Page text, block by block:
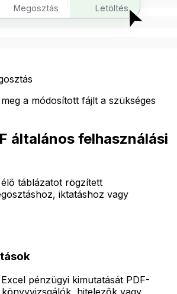
Megosztás Letöltés
a módosított fájlt a szükséges
általános felhasználási
táblázatot rögzített
iktatáshoz vagy
pénzügyi kimutatását PDF-